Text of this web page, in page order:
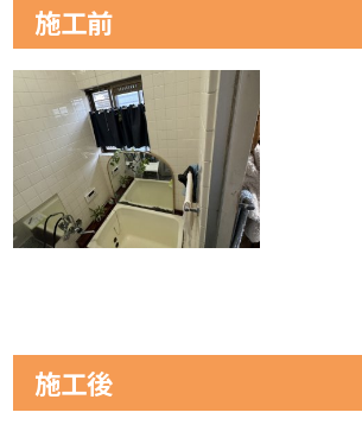
施工前
施工後